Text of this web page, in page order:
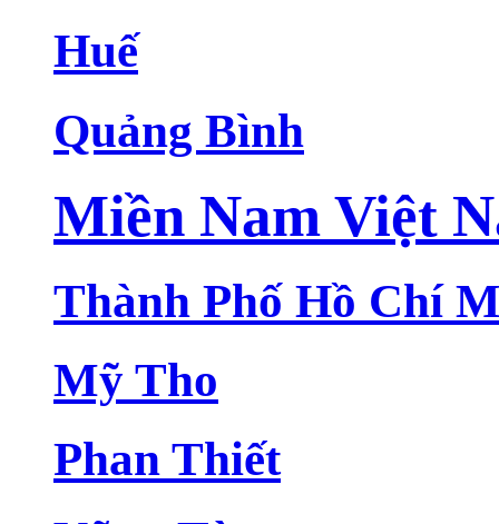
Huế
Quảng Bình
Miền Nam Việt
Thành Phố Hồ Chí
Mỹ Tho
Phan Thiết